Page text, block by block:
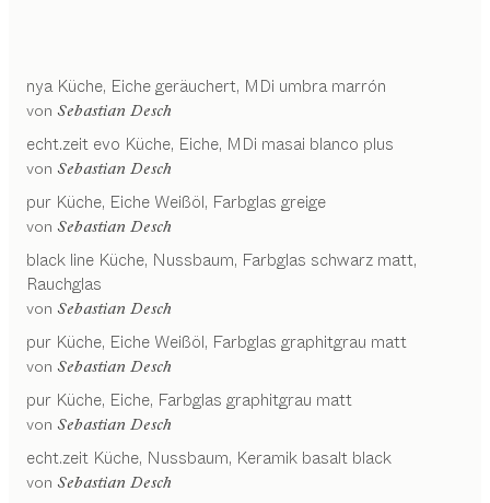
nyaKüche Eiche geräuchert, MDi umbra marrón
von Sebastian Desch
echt.zeit evo Küche Eiche, MDi masai blanco plus
von Sebastian Desch
pur Küche Eiche Weißöl, Farbglas greige
von Sebastian Desch
black line Küche Nussbaum, Farbglas schwarz matt,
Rauchglas
von Sebastian Desch
pur Küche Eiche Weißöl, Farbglas graphitgrau matt
von Sebastian Desch
pur Küche Eiche, Farbglas graphitgrau matt
von Sebastian Desch
echt.zeit Küche Nussbaum, Keramik basalt black
von Sebastian Desch